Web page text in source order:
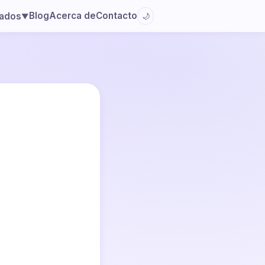
▼BlogAcerca deContacto 🌙